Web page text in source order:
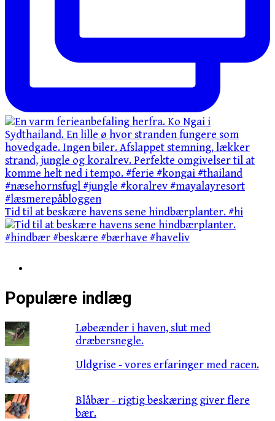
Tid til at beskære havens sene hindbærplanter. #hi
Populære indlæg
Løbeænder i haven, slut med
dræbersnegle.
Uldgrise - vores erfaringer med racen.
Blåbær - rigtig beskæring giver flere
bær.